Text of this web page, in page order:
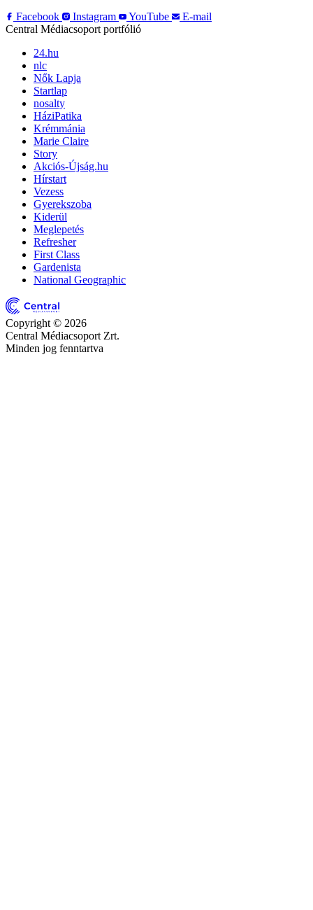
Facebook
Instagram YouTube
E-mail
Central Médiacsoport portfólió
24.hu
nlc
Nők Lapja
Startlap
nosalty
HáziPatika
Krémmánia
Marie Claire
Story
Akciós-Újság.hu
Hírstart
Vezess
Gyerekszoba
Kiderül
Meglepetés
Refresher
First Class
Gardenista
National Geographic
Copyright © 2026
Central Médiacsoport Zrt.
Minden jog fenntartva